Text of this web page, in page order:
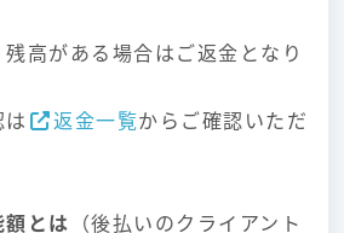
高がある場合はご返金となり
返金一覧からご確認いただ
とは （後払いのクライアント